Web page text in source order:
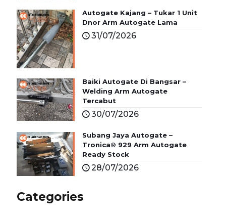
Autogate Kajang – Tukar 1 Unit
Dnor Arm Autogate Lama
31/07/2026
Baiki Autogate Di Bangsar –
Welding Arm Autogate
Tercabut
30/07/2026
Subang Jaya Autogate –
Tronica® 929 Arm Autogate
Ready Stock
28/07/2026
Categories